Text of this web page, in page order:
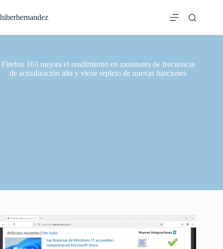
al
contenido
hiberhernandez
Firefox 103 mejora el rendimiento en monitores de frecuencia
de actualización alta y viene repleto de nuevas funciones